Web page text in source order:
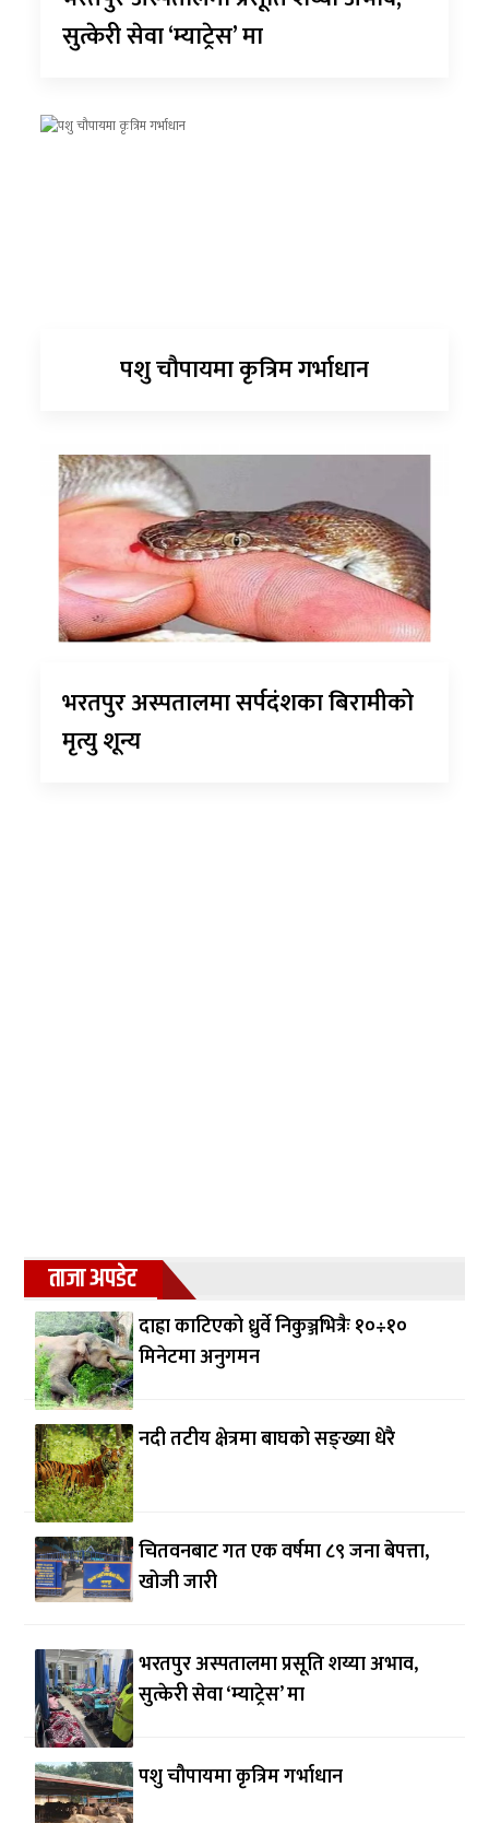
सुत्केरी सेवा ‘म्याट्रेस’ मा
पशु चौपायमा कृत्रिम गर्भाधान
भरतपुर अस्पतालमा सर्पदंशका बिरामीको
मृत्यु शून्य
ताजा अपडेट
दाह्रा काटिएको ध्रुर्वे निकुञ्जभित्रैः १०÷१०
मिनेटमा अनुगमन
नदी तटीय क्षेत्रमा बाघको सङ्ख्या धेरै
चितवनबाट गत एक वर्षमा ८९ जना बेपत्ता,
खोजी जारी
भरतपुर अस्पतालमा प्रसूति शय्या अभाव,
सुत्केरी सेवा ‘म्याट्रेस’ मा
पशु चौपायमा कृत्रिम गर्भाधान